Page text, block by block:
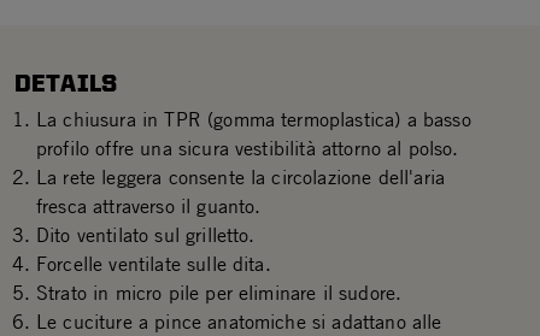
DETAILS
La chiusura in TPR (gomma termoplastica) a basso
profilo offre una sicura vestibilità attorno al polso.
La rete leggera consente la circolazione dell'aria
fresca attraverso il guanto.
Dito ventilato sul grilletto.
Forcelle ventilate sulle dita.
Strato in micro pile per eliminare il sudore.
Le cuciture a pince anatomiche si adattano alle